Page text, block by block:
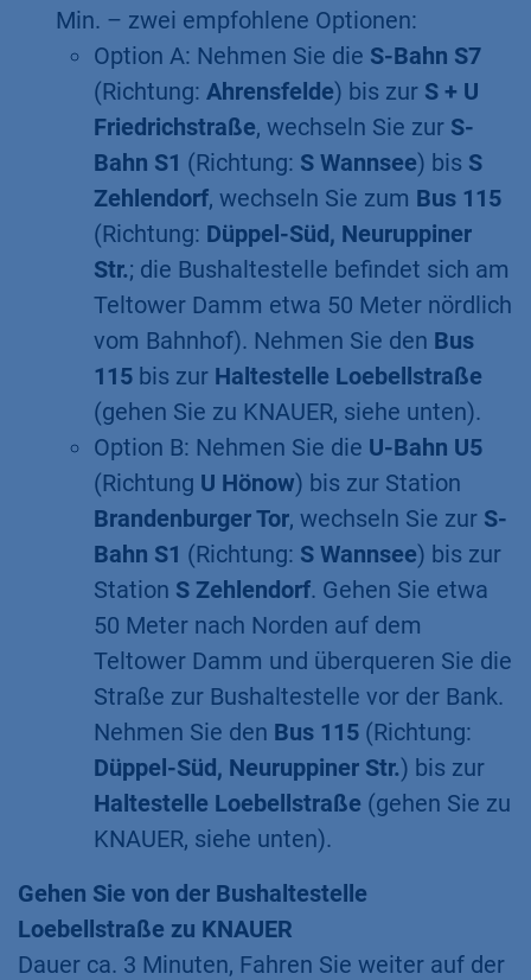
Min. – zwei empfohlene Optionen:
Option A: Nehmen Sie die S-Bahn S7
(Richtung: Ahrensfelde) bis zur S + U
Friedrichstraße, wechseln Sie zur S-
Bahn S1 (Richtung: S Wannsee) bis S
Zehlendorf, wechseln Sie zum Bus 115
(Richtung: Düppel-Süd, Neuruppiner
Str.; die Bushaltestelle befindet sich am
Teltower Damm etwa 50 Meter nördlich
vom Bahnhof). Nehmen Sie den Bus
115 bis zur Haltestelle Loebellstraße
(gehen Sie zu KNAUER, siehe unten).
Option B: Nehmen Sie die U-Bahn U5
(Richtung U Hönow) bis zur Station
Brandenburger Tor, wechseln Sie zur S-
Bahn S1 (Richtung: S Wannsee) bis zur
Station S Zehlendorf. Gehen Sie etwa
50 Meter nach Norden auf dem
Teltower Damm und überqueren Sie die
Straße zur Bushaltestelle vor der Bank.
Nehmen Sie den Bus 115 (Richtung:
Düppel-Süd, Neuruppiner Str.) bis zur
Haltestelle Loebellstraße (gehen Sie zu
KNAUER, siehe unten).
Gehen Sie von der Bushaltestelle
Loebellstraße zu KNAUER
​Dauer ca. 3 Minuten, Fahren Sie weiter auf der